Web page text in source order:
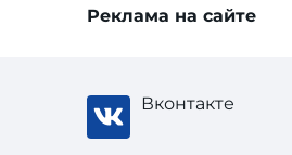
Реклама на сайте
Вконтакте